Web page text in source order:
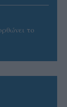
το